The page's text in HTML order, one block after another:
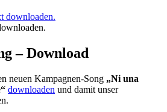
– Download
neuen Kampagnen-Song „Ni una
downloaden und damit unser